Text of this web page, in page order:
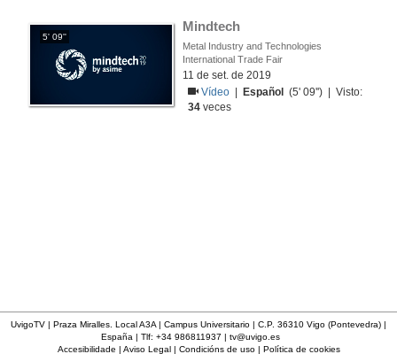
5' 09''
Mindtech
Metal Industry and Technologies
International Trade Fair
11 de set. de 2019
Vídeo
Español
(5' 09'') | Visto:
34 veces
UvigoTV | Praza Miralles. Local A3A | Campus Universitario | C.P. 36310 Vigo (Pontevedra) |
España | Tlf: +34 986811937 | tv@uvigo.es
Accesibilidade | Aviso Legal| Condicións de uso| Política de cookies